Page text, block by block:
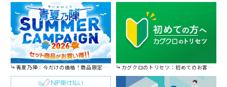
青夏乃陣：今だけの価格！商品限定セール開催中です。 カグクロのトリセツ：初めてのお客様はこちら。